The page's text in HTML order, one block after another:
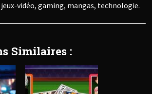
jeux-vidéo, gaming, mangas, technologie.
Similaires :